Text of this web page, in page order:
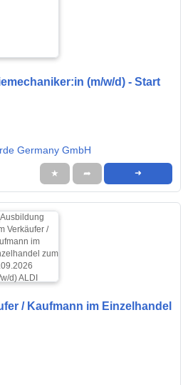
(m/w/d) - Start
Germany GmbH
★ ➦ ➜
/ Kaufmann im Einzelhandel